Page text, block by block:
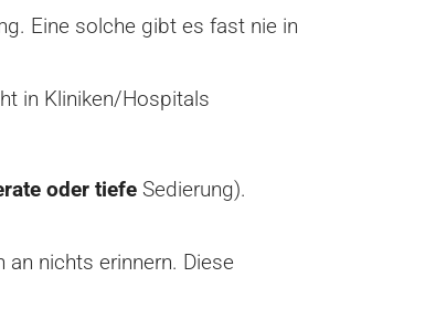
Eine solche gibt es fast nie in
in Kliniken/Hospitals
oder tiefe Sedierung).
nichts erinnern. Diese